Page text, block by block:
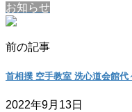
お知らせ
前の記事
首相撲 空手教室 洗心道会館
2022年9月13日